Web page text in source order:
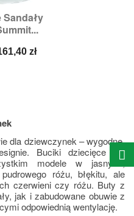
zł
dla dziewczynek – wygodne,
Buciki dziecięce dla
modele w jasnych,
różu, błękitu, ale
czerwieni czy różu. Buty z
jak i zabudowane obuwie z
odpowiednią wentylację.